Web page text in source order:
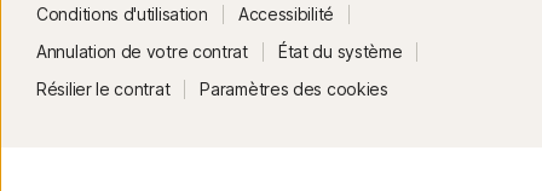
Conditions d'utilisation
Accessibilité
Annulation de votre contrat
État du système
Résilier le contrat
Paramètres des cookies